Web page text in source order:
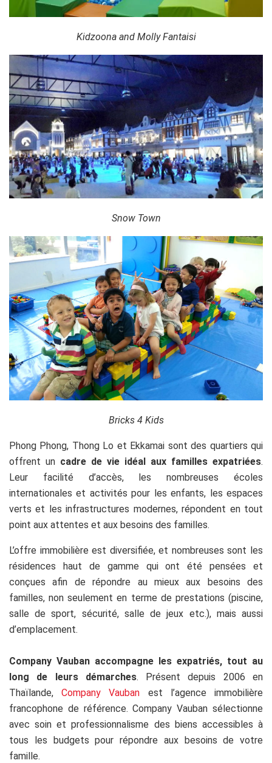
Kidzoona and Molly Fantaisi
Snow Town
Bricks4 Kids
Phong Phong, Thong Lo et Ekkamai sont des quartiers qui
offrent un cadre de vie idéal aux familles expatriées.
Leur facilité d’accès, les nombreuses écoles
internationales et activités pour les enfants, les espaces
verts et les infrastructures modernes, répondent en tout
point aux attentes et aux besoins des familles.
L’offre immobilière est diversifiée, et nombreuses sont les
résidences haut de gamme qui ont été pensées et
conçues afin de répondre au mieux aux besoins des
familles, non seulement en terme de prestations (piscine,
salle de sport, sécurité, salle de jeux etc.), mais aussi
d’emplacement.
Company Vauban accompagne les expatriés, tout au
long de leurs démarches. Présent depuis 2006 en
Thaïlande,
Company Vauban est l’agence immobilière
francophone de référence. Company Vauban sélectionne
avec soin et professionnalisme des biens accessibles à
tous les budgets pour répondre aux besoins de votre
famille.